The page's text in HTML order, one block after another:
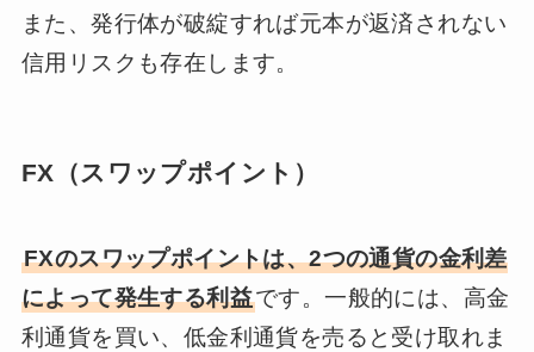
また、発行体が破綻すれば元本が返済されない
信用リスクも存在します。
FX（スワップポイント）
FXのスワップポイントは、2つの通貨の金利差
によって発生する利益です。一般的には、高金
利通貨を買い、低金利通貨を売ると受け取れま